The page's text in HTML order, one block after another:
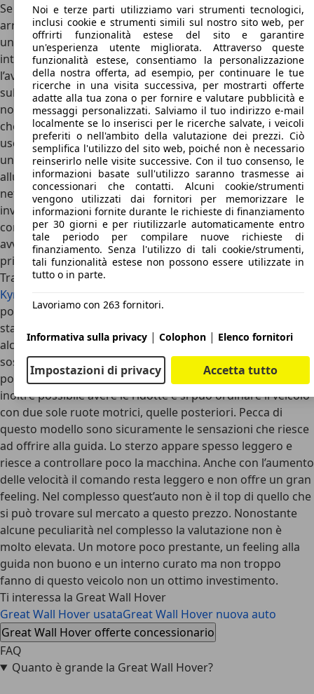
Se all’inizio della sua produzione la Great Wall Hover 5 era
arrivata in Italia e in generale in Europa presentata come
un autocarro, con la seconda generazione voleva
intraprendere una sorta di arrampicata sociale che
l’avrebbe portata a diventare un’autovettura competitiva
sul mercato dei SUV. Una delle prime cose che si possono
notare osservando il modello è il frontale del tutto inedito
che, grazie ad un disegno filante, le ha anche permesso di
uscire a testa alta dai test che simulano l’investimento di
un pedone. Alcuni dei tratti più distintivi sono i fari
allungati e i parafanghi spallati che, in maniera molto
netta, si stagliano dal cofano. Le luci in coda mantengono
invece la sagoma del passato ma vengono riorganizzate
completamente in un aspetto più moderno. Le principali
avversarie di questo veicolo sul mercato sono
principalmente altre auto asiatiche.
Tra questi spiccano la
Kyron
potrebbe a tutti gli effetti definire un fuoristrada di vecchio
stampo. La scocca è portante e, di conseguenza, non c’è
alcun vetusto telaio a longheroni e traverse. Le
sospensioni anteriori sono indipendenti mentre quelle
posteriori hanno puntato ad un classico assale rigido. È
inoltre possibile avere le ridotte e si può ordinare il veicolo
con due sole ruote motrici, quelle posteriori. Pecca di
questo modello sono sicuramente le sensazioni che riesce
ad offrire alla guida. Lo sterzo appare spesso leggero e
riesce a controllare poco la macchina. Anche con l’aumento
delle velocità il comando resta leggero e non offre un gran
feeling. Nel complesso quest’auto non è il top di quello che
si può trovare sul mercato a questo prezzo. Nonostante
alcune peculiarità nel complesso la valutazione non è
molto elevata. Un motore poco prestante, un feeling alla
guida non buono e un interno curato ma non troppo
fanno di questo veicolo non un ottimo investimento.
Ti interessa la Great Wall Hover
Great Wall Hover usataGreat Wall Hover nuova auto
Great Wall Hover offerte concessionario
FAQ
Quanto è grande la Great Wall Hover?
Noi e terze parti utilizziamo vari strumenti tecnologici,
inclusi cookie e strumenti simili sul nostro sito web, per
offrirti funzionalità estese del sito e garantire
un'esperienza utente migliorata. Attraverso queste
funzionalità estese, consentiamo la personalizzazione
della nostra offerta, ad esempio, per continuare le tue
ricerche in una visita successiva, per mostrarti offerte
adatte alla tua zona o per fornire e valutare pubblicità e
messaggi personalizzati. Salviamo il tuo indirizzo e-mail
localmente se lo inserisci per le ricerche salvate, i veicoli
preferiti o nell'ambito della valutazione dei prezzi. Ciò
semplifica l'utilizzo del sito web, poiché non è necessario
reinserirlo nelle visite successive. Con il tuo consenso, le
informazioni basate sull'utilizzo saranno trasmesse ai
concessionari che contatti. Alcuni cookie/strumenti
vengono utilizzati dai fornitori per memorizzare le
informazioni fornite durante le richieste di finanziamento
per 30 giorni e per riutilizzarle automaticamente entro
tale periodo per compilare nuove richieste di
finanziamento. Senza l'utilizzo di tali cookie/strumenti,
tali funzionalità estese non possono essere utilizzate in
tutto o in parte.
Lavoriamo con 263 fornitori.
Informativa sulla privacy | Colophon | Elenco fornitori
Impostazioni di privacy Accetta tutto